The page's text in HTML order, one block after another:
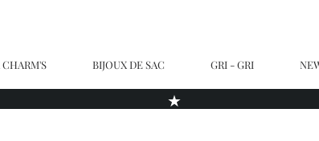
CHARM'S BIJOUX DE SAC GRI - GRI
★